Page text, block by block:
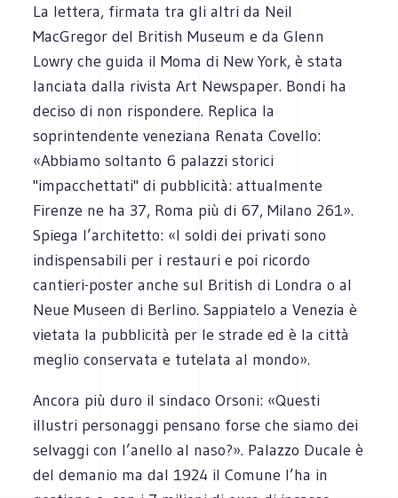
La lettera, firmata tra gli altri da Neil
MacGregor del British Museum e da Glenn
Lowry che guida il Moma di New York, è stata
lanciata dalla rivista Art Newspaper. Bondi ha
deciso di non rispondere. Replica la
soprintendente veneziana Renata Covello:
«Abbiamo soltanto 6 palazzi storici
"impacchettati" di pubblicità: attualmente
Firenze ne ha 37, Roma più di 67, Milano 261».
Spiega l’architetto: «I soldi dei privati sono
indispensabili per i restauri e poi ricordo
cantieri-poster anche sul British di Londra o al
Neue Museen di Berlino. Sappiatelo a Venezia è
vietata la pubblicità per le strade ed è la città
meglio conservata e tutelata al mondo».
Ancora più duro il sindaco Orsoni: «Questi
illustri personaggi pensano forse che siamo dei
selvaggi con l’anello al naso?». Palazzo Ducale è
del demanio ma dal 1924 il Comune l’ha in